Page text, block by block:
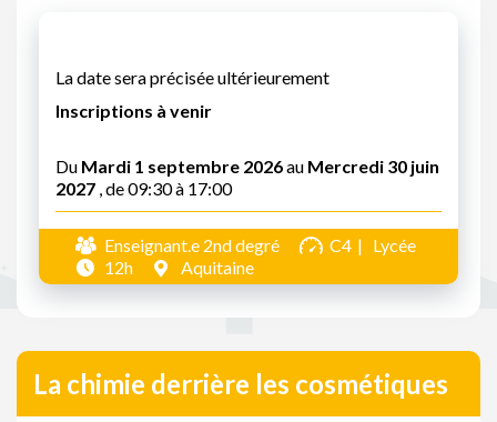
La date sera précisée ultérieurement
Inscriptions à venir
Du Mardi 1 septembre 2026au Mercredi 30 juin
2027 , de 09:30 à 17:00
Enseignant.e 2nd degré C4
Lycée
12h
Aquitaine
La chimie derrière les cosmétiques